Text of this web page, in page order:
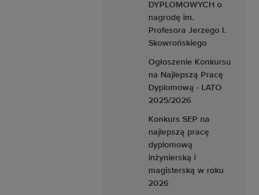
DYPLOMOWYCH o
nagrodę im.
Profesora Jerzego I.
Skowrońskiego
Ogłoszenie Konkursu
na Najlepszą Pracę
Dyplomową - LATO
2025/2026
Konkurs SEP na
najlepszą pracę
dyplomową
inżynierską i
magisterską w roku
2026